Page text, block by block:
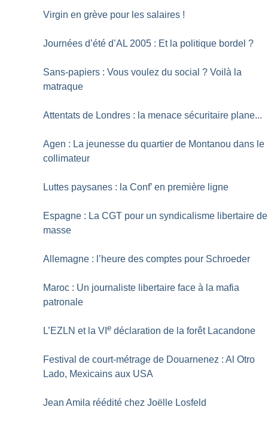
Virgin en grève pour les salaires !
Journées d’été d’AL 2005 : Et la politique bordel ?
Sans-papiers : Vous voulez du social ? Voilà la
matraque
Attentats de Londres : la menace sécuritaire plane...
Agen : La jeunesse du quartier de Montanou dans le
collimateur
Luttes paysanes : la Conf’ en première ligne
Espagne : La CGT pour un syndicalisme libertaire de
masse
Allemagne : l’heure des comptes pour Schroeder
Maroc : Un journaliste libertaire face à la mafia
patronale
L’EZLN et la VIe déclaration de la forêt Lacandone
Festival de court-métrage de Douarnenez : Al Otro
Lado, Mexicains aux USA
Jean Amila réédité chez Joëlle Losfeld